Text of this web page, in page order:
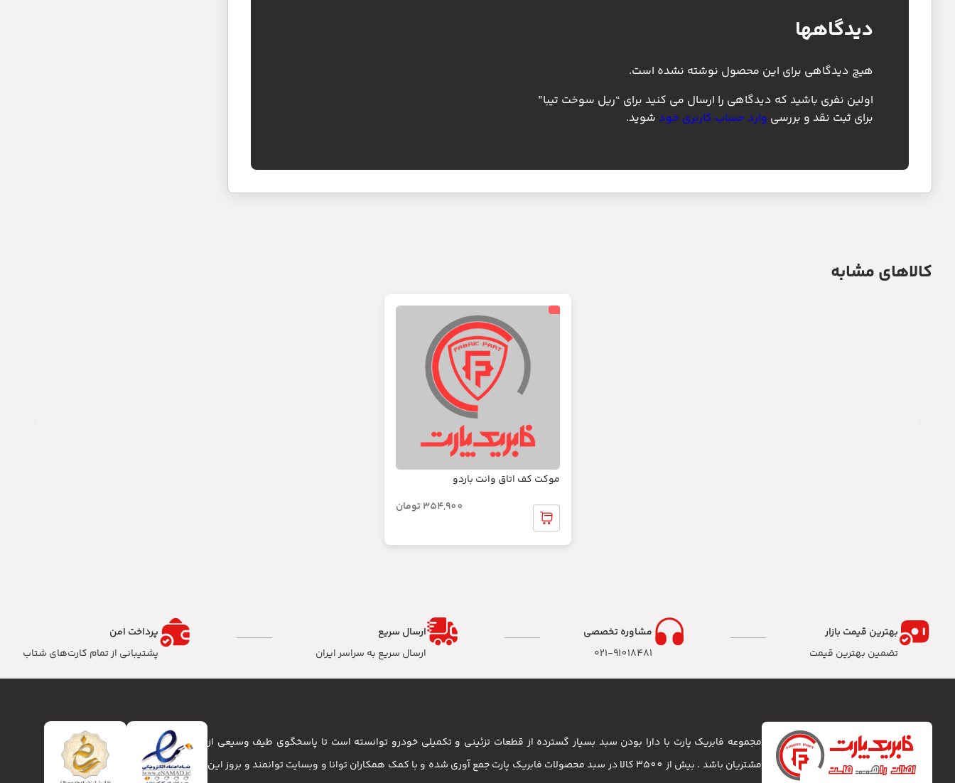
دیدگاهها
هیچ دیدگاهی برای این محصول نوشته نشده است.
اولین نفری باشید که دیدگاهی را ارسال می کنید برای “ریل سوخت تیبا”
برای ثبت نقد و بررسی وارد حساب کاربری خود شوید.
کالاهای مشابه
موکت کف اتاق وانت باردو
354,900 تومان
بهترین قیمت بازار
تضمین بهترین قیمت
مشاوره تخصصی
۰۲۱-91018481
ارسال سریع
ارسال سریع به سراسر ایران
پرداخت امن
پشتیبانی از تمام کارت‌های شتاب
مجموعه فابریک پارت با دارا بودن سبد بسیار گسترده از قطعات تزئینی و تکمیلی خودرو توانسته است تا پاسخگوی طیف وسیعی از
مشتریان باشد . بیش از 3500 کالا در سبد محصولات فابریک پارت جمع آوری شده و با کمک همکاران توانا و وبسایت توانمند و بروز این